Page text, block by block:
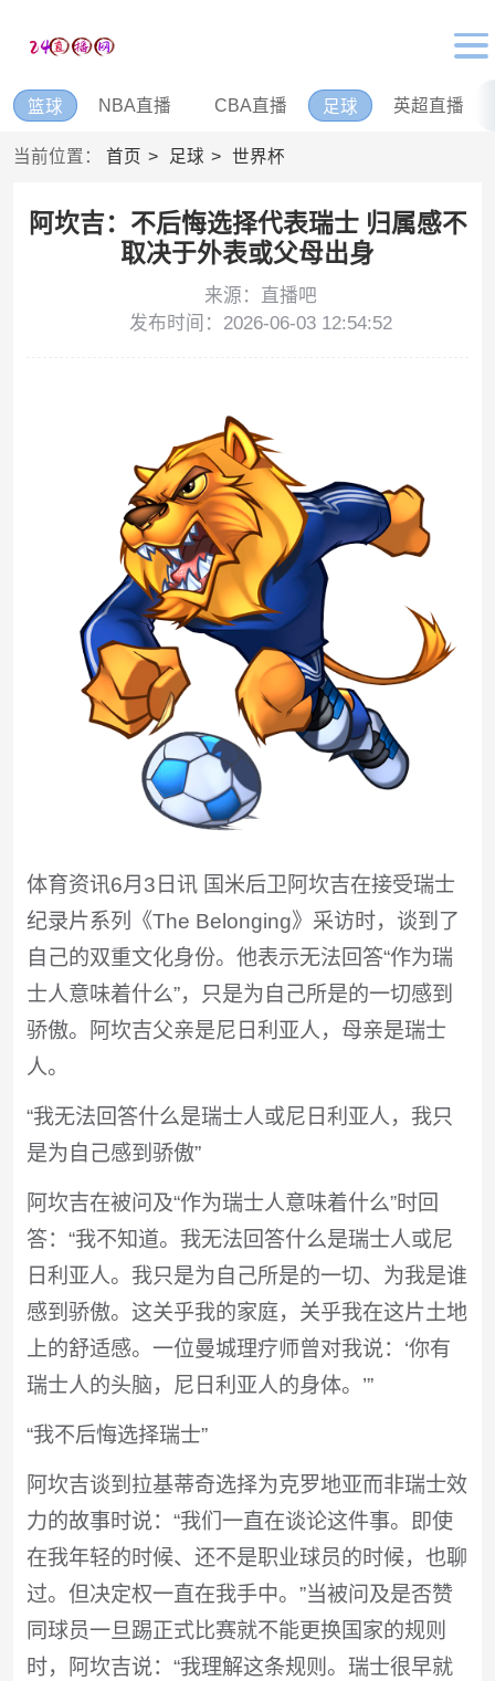
篮球 NBA直播 CBA直播 足球 英超直播
当前位置： 首页 足球 世界杯
阿坎吉：不后悔选择代表瑞士 归属感不
取决于外表或父母出身
来源：直播吧
发布时间：2026-06-03 12:54:52
体育资讯6月3日讯 国米后卫阿坎吉在接受瑞士
纪录片系列《The Belonging》采访时，谈到了
自己的双重文化身份。他表示无法回答“作为瑞
士人意味着什么”，只是为自己所是的一切感到
骄傲。阿坎吉父亲是尼日利亚人，母亲是瑞士
人。
“我无法回答什么是瑞士人或尼日利亚人，我只
是为自己感到骄傲”
阿坎吉在被问及“作为瑞士人意味着什么”时回
答：“我不知道。我无法回答什么是瑞士人或尼
日利亚人。我只是为自己所是的一切、为我是谁
感到骄傲。这关乎我的家庭，关乎我在这片土地
上的舒适感。一位曼城理疗师曾对我说：‘你有
瑞士人的头脑，尼日利亚人的身体。’”
“我不后悔选择瑞士”
阿坎吉谈到拉基蒂奇选择为克罗地亚而非瑞士效
力的故事时说：“我们一直在谈论这件事。即使
在我年轻的时候、还不是职业球员的时候，也聊
过。但决定权一直在我手中。”当被问及是否赞
同球员一旦踢正式比赛就不能更换国家的规则
时，阿坎吉说：“我理解这条规则。瑞士很早就